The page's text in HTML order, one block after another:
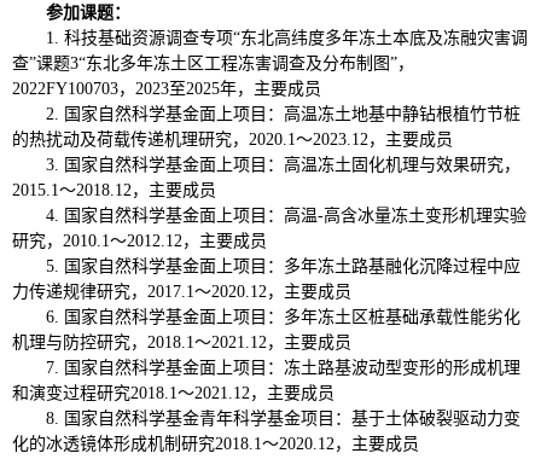
参加课题：
1. 科技基础资源调查专项“东北高纬度多年冻土本底及冻融灾害调
查”课题3“东北多年冻土区工程冻害调查及分布制图”，
2022FY100703， 2023至2025年，主要成员
2. 国家自然科学基金面上项目：高温冻土地基中静钻根植竹节桩
的热扰动及荷载传递机理研究， 2020.1～2023.12，主要成员
3. 国家自然科学基金面上项目：高温冻土固化机理与效果研究，
2015.1～2018.12，主要成员
4. 国家自然科学基金面上项目：高温-高含冰量冻土变形机理实验
研究， 2010.1～2012.12，主要成员
5. 国家自然科学基金面上项目：多年冻土路基融化沉降过程中应
力传递规律研究， 2017.1～2020.12，主要成员
6. 国家自然科学基金面上项目：多年冻土区桩基础承载性能劣化
机理与防控研究， 2018.1～2021.12，主要成员
7. 国家自然科学基金面上项目：冻土路基波动型变形的形成机理
和演变过程研究2018.1～2021.12，主要成员
8. 国家自然科学基金青年科学基金项目：基于土体破裂驱动力变
化的冰透镜体形成机制研究2018.1～2020.12，主要成员